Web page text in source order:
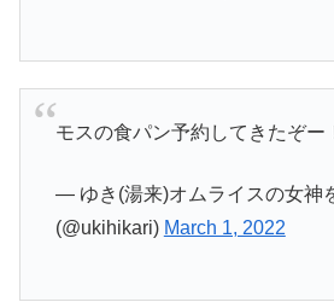
モスの食パン予約してきたぞー
— ゆき(湯来)オムライスの女神
(@ukihikari) March 1, 2022